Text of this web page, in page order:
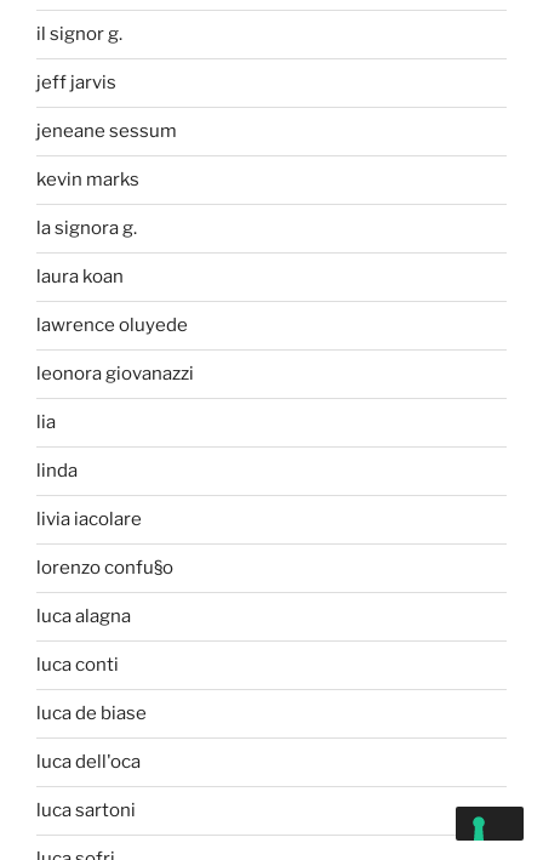
il signor g.
jeff jarvis
jeneane sessum
kevin marks
la signora g.
laura koan
lawrence oluyede
leonora giovanazzi
lia
linda
livia iacolare
lorenzo confu§o
luca alagna
luca conti
luca de biase
luca dell'oca
luca sartoni